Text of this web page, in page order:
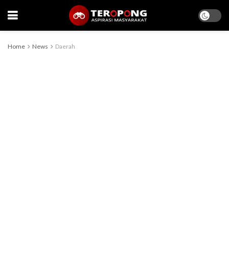
Home News Daerah